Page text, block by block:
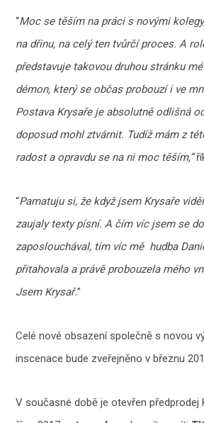
“Moc se těším na práci s novými
na dřinu, na celý ten tvůrčí proces. A
představuje takovou druhou stránku
démon, který se občas probouzí i ve
Postava Krysaře je absolutně odlišná
doposud mohl ztvárnit. Tudíž mám z
radost a opravdu se na ni moc těším,”
“Pamatuju si, že když jsem Krysaře
zaujaly texty písní. A čím víc jsem se
zaposlouchával, tím víc mě hudba
přitahovala a právě probouzela mého
Jsem Krysař.”
Celé nové obsazení společně s novou
inscenace bude zveřejněno v březnu
V současné době je otevřen předprodej